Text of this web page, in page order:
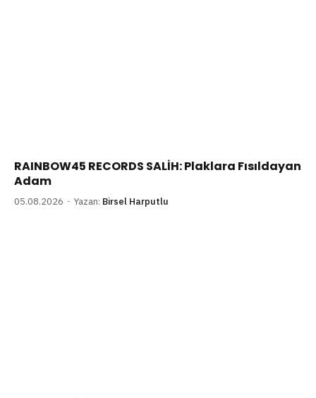
RAINBOW45 RECORDS SALİH: Plaklara Fısıldayan
Adam
05.08.2026 Yazan: Birsel Harputlu